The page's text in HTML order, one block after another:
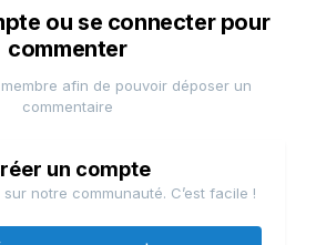
ou se connecter pour
commenter
afin de pouvoir déposer un
commentaire
un compte
notre communauté. C’est facile !